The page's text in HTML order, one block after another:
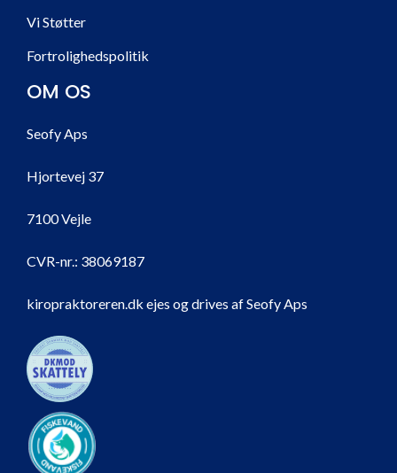
Vi Støtter
Fortrolighedspolitik
OM OS
Seofy Aps
Hjortevej 37
7100 Vejle
CVR-nr.: 38069187
kiropraktoreren.dk ejes og drives af Seofy Aps